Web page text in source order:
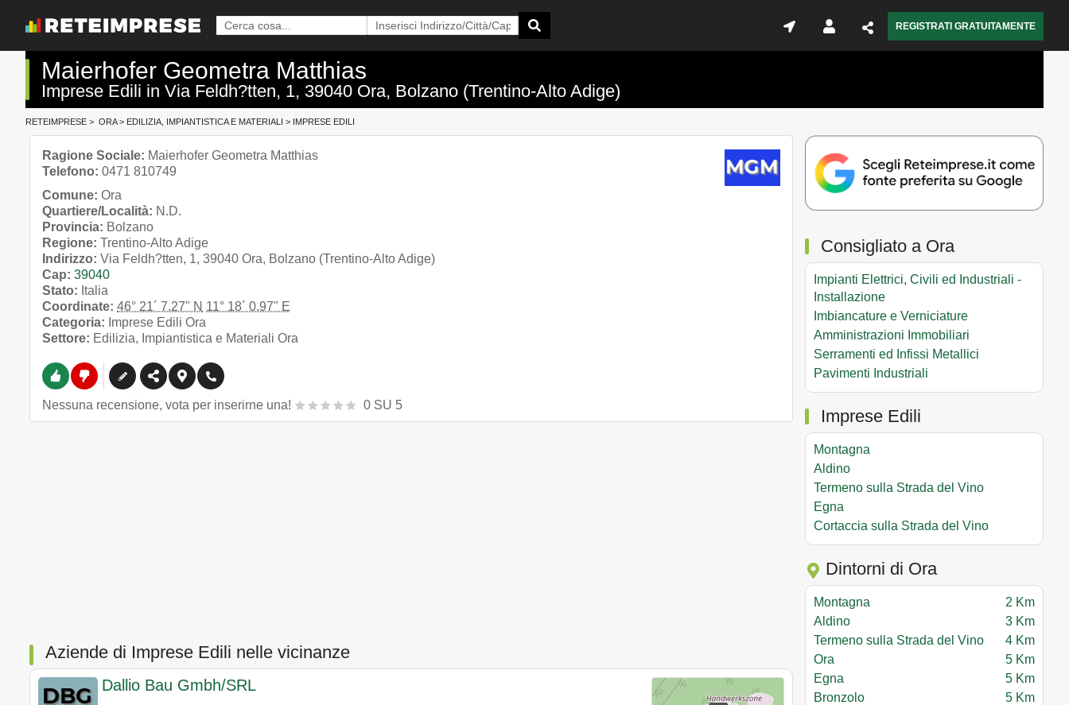
REGISTRATI GRATUITAMENTE
Maierhofer Geometra Matthias
Imprese Edili in Via Feldh?tten, 1, 39040 Ora, Bolzano (Trentino-Alto Adige)
RETEIMPRESE > ORA> EDILIZIA, IMPIANTISTICA E MATERIALI > IMPRESE EDILI
Ragione Sociale: Maierhofer Geometra Matthias
Telefono: 0471 810749
Comune: Ora
Quartiere/Località: N.D.
Provincia: Bolzano
Regione: Trentino-Alto Adige
Indirizzo: Via Feldh?tten, 1, 39040 Ora, Bolzano (Trentino-Alto Adige)
Cap: 39040
Stato: Italia
Coordinate: 46° 21´ 7.27" N 11° 18´ 0.97" E
Categoria: Imprese Edili Ora
Settore: Edilizia, Impiantistica e Materiali Ora
Nessuna recensione, vota per inserirne una! 0 SU 5
Aziende di Imprese Edili nelle vicinanze
Dallio Bau Gmbh/SRL
Consigliato a Ora
Impianti Elettrici, Civili ed Industriali -
Installazione
Imbiancature e Verniciature
Amministrazioni Immobiliari
Serramenti ed Infissi Metallici
Pavimenti Industriali
Imprese Edili
Montagna
Aldino
Termeno sulla Strada del Vino
Egna
Cortaccia sulla Strada del Vino
Dintorni di Ora
Montagna
2 Km
Aldino
3 Km
Termeno sulla Strada del Vino
4 Km
Ora
5 Km
Egna
5 Km
Bronzolo
5 Km